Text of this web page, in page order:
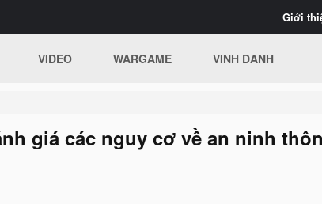
Giới
VIDEO WARGAME VINH DANH
giá các nguy cơ về an ninh